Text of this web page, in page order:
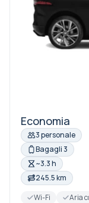
Economia
3 personale
Bagagli 3
~3.3 h
245.5 km
Wi-Fi
Aria